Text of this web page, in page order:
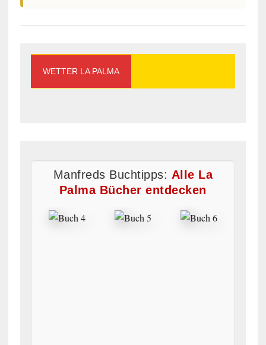
WETTER LA PALMA
Manfreds Buchtipps: Alle La
Palma Bücher entdecken